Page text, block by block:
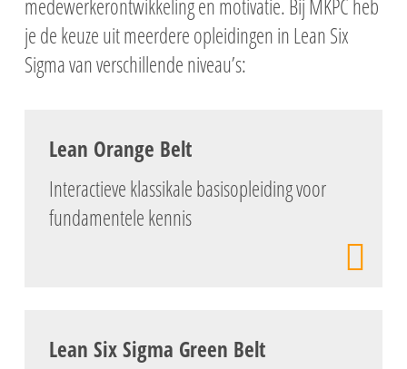
medewerkerontwikkeling en motivatie.Bij MKPC heb
je de keuze uit meerdere opleidingen in Lean Six
Sigma van verschillende niveau’s:
Lean Orange Belt
Interactieve klassikale basisopleiding voor
fundamentele kennis
Lean Six Sigma Green Belt